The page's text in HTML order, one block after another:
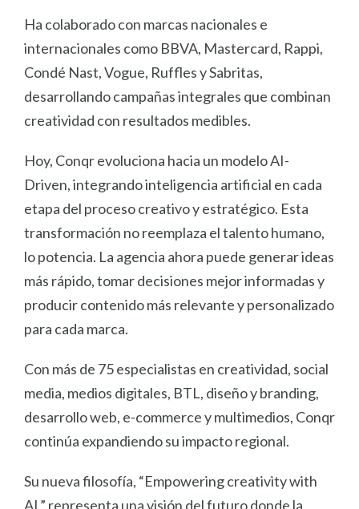
Ha colaborado con marcas nacionales e
internacionales como BBVA, Mastercard, Rappi,
Condé Nast, Vogue, Ruffles y Sabritas,
desarrollando campañas integrales que combinan
creatividad con resultados medibles.
Hoy, Conqr evoluciona hacia un modelo AI-
Driven, integrando inteligencia artificial en cada
etapa del proceso creativo y estratégico. Esta
transformación no reemplaza el talento humano,
lo potencia. La agencia ahora puede generar ideas
más rápido, tomar decisiones mejor informadas y
producir contenido más relevante y personalizado
para cada marca.
Con más de 75 especialistas en creatividad, social
media, medios digitales, BTL, diseño y branding,
desarrollo web, e-commerce y multimedios, Conqr
continúa expandiendo su impacto regional.
Su nueva filosofía, “Empowering creativity with
AI,” representa una visión del futuro donde la